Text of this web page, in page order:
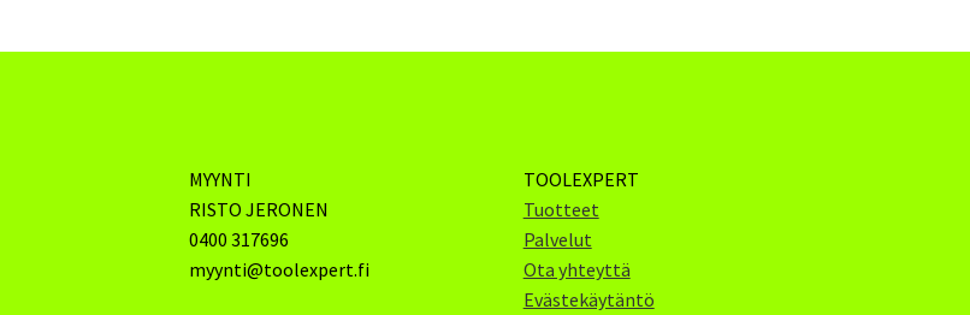
MYYNTI
RISTO JERONEN
0400 317696
myynti@toolexpert.fi
TOOLEXPERT
Tuotteet
Palvelut
Ota yhteyttä
Evästekäytäntö